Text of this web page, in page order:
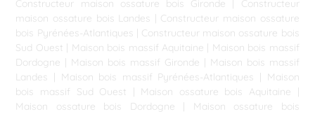
Constructeur maison ossature bois Gironde
Constructeur
maison ossature bois Landes
Constructeur maison ossature
bois Pyrénées-Atlantiques
Constructeur maison ossature bois
Sud Ouest
Maison bois massif Aquitaine
Maison bois massif
Dordogne
Maison bois massif Gironde
Maison bois massif
Landes
Maison bois massif Pyrénées-Atlantiques
Maison
bois massif Sud Ouest
Maison ossature bois Aquitaine
Maison ossature bois Dordogne
Maison ossature bois